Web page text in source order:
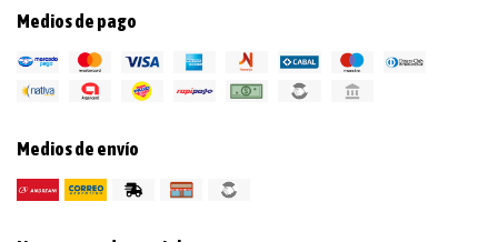
Medios de pago
Medios de envío